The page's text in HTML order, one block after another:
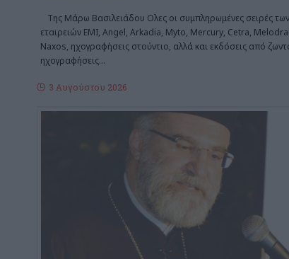
Της Μάρω Βασιλειάδου Ολες οι συμπληρωμένες σειρές των
εταιρειών EMI, Angel, Arkadia, Myto, Mercury, Cetra,
Naxos, ηχογραφήσεις στούντιο, αλλά και εκδόσεις από
ηχογραφήσεις…
3 Αυγούστου 2026